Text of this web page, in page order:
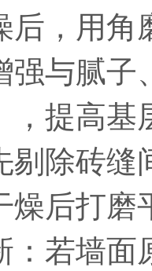
后，用角
强与腻
，提高基
砖缝
燥后打
墙面